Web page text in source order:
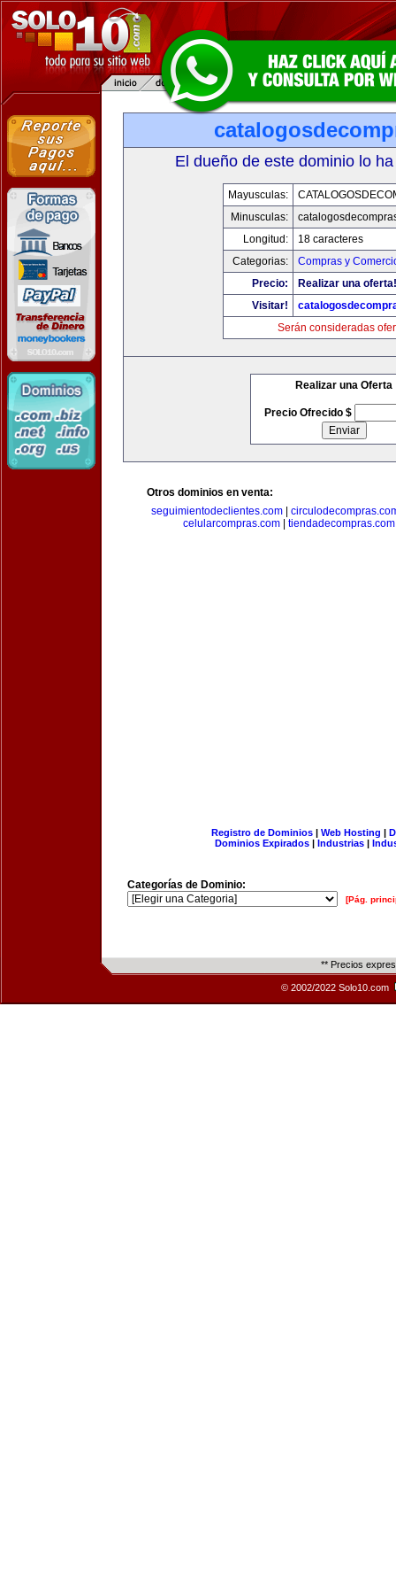
El dueño de este dominio lo
Mayusculas:
Minusculas:
Longitud:
18 caracteres
Categorias:
Compras y
Precio:
Realizar una oferta!
Visitar!
Serán consideradas
Realizar una Oferta
Precio Ofrecido $
Otros dominios en venta:
seguimientodeclientes.com
celularcompras.com| tiendadecompras.com
Registro de Dominios| Web Hosting |
Dominios Expirados | Industrias |
Categorías de Dominio:
[Pág.
** Precios
© 2002/2022 Solo10.com